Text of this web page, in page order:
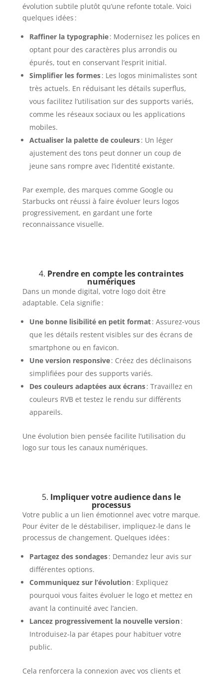
évolution subtile plutôt qu’une refonte totale. Voici
quelques idées :
Raffiner la typographie: Modernisez les polices en
optant pour des caractères plus arrondis ou
épurés, tout en conservant l’esprit initial.
Simplifier les formes: Les logos minimalistes sont
très actuels. En réduisant les détails superflus,
vous facilitez l’utilisation sur des supports variés,
comme les réseaux sociaux ou les applications
mobiles.
Actualiser la palette de couleurs: Un léger
ajustement des tons peut donner un coup de
jeune sans rompre avec l’identité existante.
Par exemple, des marques comme Google ou
Starbucks ont réussi à faire évoluer leurs logos
progressivement, en gardant une forte
reconnaissance visuelle.
4. Prendre en compte les contraintes
numériques
Dans un monde digital, votre logo doit être
adaptable. Cela signifie :
Une bonne lisibilité en petit format: Assurez-vous
que les détails restent visibles sur des écrans de
smartphone ou en favicon.
Une version responsive: Créez des déclinaisons
simplifiées pour des supports variés.
Des couleurs adaptées aux écrans: Travaillez en
couleurs RVB et testez le rendu sur différents
appareils.
Une évolution bien pensée facilite l’utilisation du
logo sur tous les canaux numériques.
5. Impliquer votre audience dans le
processus
Votre public a un lien émotionnel avec votre marque.
Pour éviter de le déstabiliser, impliquez-le dans le
processus de changement. Quelques idées :
Partagez des sondages: Demandez leur avis sur
différentes options.
Communiquez sur l’évolution: Expliquez
pourquoi vous faites évoluer le logo et mettez en
avant la continuité avec l’ancien.
Lancez progressivement la nouvelle version:
Introduisez-la par étapes pour habituer votre
public.
Cela renforcera la connexion avec vos clients et